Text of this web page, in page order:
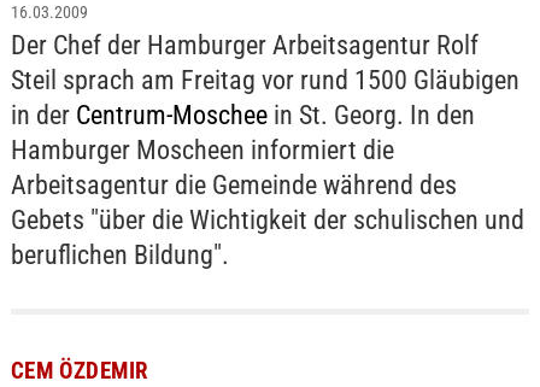
16.03.2009
Der Chef der Hamburger Arbeitsagentur Rolf
Steil sprach am Freitag vor rund 1500 Gläubigen
in der Centrum-Moscheein St. Georg. In den
Hamburger Moscheen informiert die
Arbeitsagentur die Gemeinde während des
Gebets "über die Wichtigkeit der schulischen und
beruflichen Bildung".
CEM ÖZDEMIR